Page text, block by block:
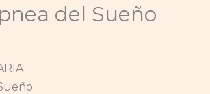
del Sueño